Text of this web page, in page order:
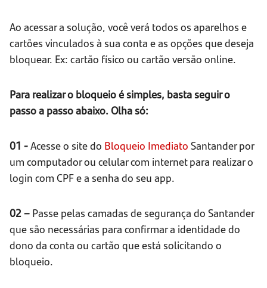
Ao acessar a solução, você verá todos os aparelhos e
cartões vinculados à sua conta e as opções que deseja
bloquear. Ex: cartão físico ou cartão versão online.
Para realizar o bloqueio é simples, basta seguir o
passo a passo abaixo. Olha só:
01 -Acesse o site do Bloqueio Imediato Santander por
um computador ou celular com internet para realizar o
login com CPF e a senha do seu app.
02 – Passe pelas camadas de segurança do Santander
que são necessárias para confirmar a identidade do
dono da conta ou cartão que está solicitando o
bloqueio.